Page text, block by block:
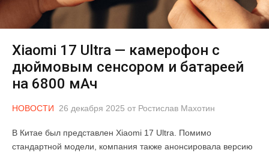
Xiaomi 17 Ultra — камерофон с
дюймовым сенсором и батареей
на 6800 мАч
НОВОСТИ 26 декабря 2025 от Ростислав Махотин
В Китае был представлен Xiaomi 17 Ultra. Помимо
стандартной модели, компания также анонсировала версию